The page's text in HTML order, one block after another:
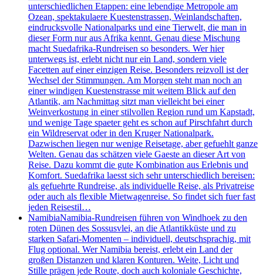
unterschiedlichen Etappen: eine lebendige Metropole am
Ozean, spektakulaere Kuestenstrassen, Weinlandschaften,
eindrucksvolle Nationalparks und eine Tierwelt, die man in
dieser Form nur aus Afrika kennt. Genau diese Mischung
macht Suedafrika-Rundreisen so besonders. Wer hier
unterwegs ist, erlebt nicht nur ein Land, sondern viele
Facetten auf einer einzigen Reise. Besonders reizvoll ist der
Wechsel der Stimmungen. Am Morgen steht man noch an
einer windigen Kuestenstrasse mit weitem Blick auf den
Atlantik, am Nachmittag sitzt man vielleicht bei einer
Weinverkostung in einer stilvollen Region rund um Kapstadt,
und wenige Tage spaeter geht es schon auf Pirschfahrt durch
ein Wildreservat oder in den Kruger Nationalpark.
Dazwischen liegen nur wenige Reisetage, aber gefuehlt ganze
Welten. Genau das schätzen viele Gaeste an dieser Art von
Reise. Dazu kommt die gute Kombination aus Erlebnis und
Komfort. Suedafrika laesst sich sehr unterschiedlich bereisen:
als gefuehrte Rundreise, als individuelle Reise, als Privatreise
oder auch als flexible Mietwagenreise. So findet sich fuer fast
jeden Reisestil…
NamibiaNamibia-Rundreisen führen von Windhoek zu den
roten Dünen des Sossusvlei, an die Atlantikküste und zu
starken Safari-Momenten – individuell, deutschsprachig, mit
Flug optional. Wer Namibia bereist, erlebt ein Land der
großen Distanzen und klaren Konturen. Weite, Licht und
Stille prägen jede Route, doch auch koloniale Geschichte,